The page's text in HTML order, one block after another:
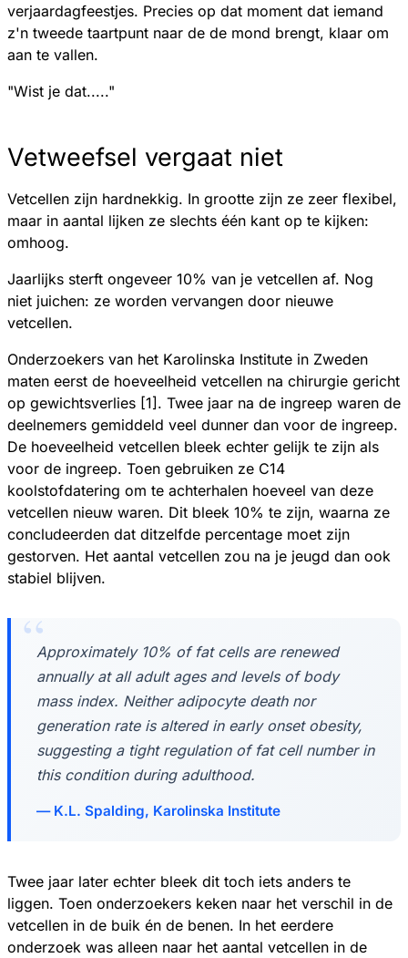
verjaardagfeestjes. Precies op dat moment dat iemand
z'n tweede taartpunt naar de de mond brengt, klaar om
aan te vallen.
"Wist je dat....."
Vetweefsel vergaat niet
Vetcellen zijn hardnekkig. In grootte zijn ze zeer flexibel,
maar in aantal lijken ze slechts één kant op te kijken:
omhoog.
Jaarlijks sterft ongeveer 10% van je vetcellen af. Nog
niet juichen: ze worden vervangen door nieuwe
vetcellen.
Onderzoekers van het Karolinska Institute in Zweden
maten eerst de hoeveelheid vetcellen na chirurgie gericht
op gewichtsverlies [1]. Twee jaar na de ingreep waren de
deelnemers gemiddeld veel dunner dan voor de ingreep.
De hoeveelheid vetcellen bleek echter gelijk te zijn als
voor de ingreep. Toen gebruiken ze C14
koolstofdatering om te achterhalen hoeveel van deze
vetcellen nieuw waren. Dit bleek 10% te zijn, waarna ze
concludeerden dat ditzelfde percentage moet zijn
gestorven. Het aantal vetcellen zou na je jeugd dan ook
stabiel blijven.
Approximately 10% of fat cells are renewed
annually at all adult ages and levels of body
mass index. Neither adipocyte death nor
generation rate is altered in early onset obesity,
suggesting a tight regulation of fat cell number in
this condition during adulthood.
K.L. Spalding, Karolinska Institute
Twee jaar later echter bleek dit toch iets anders te
liggen. Toen onderzoekers keken naar het verschil in de
vetcellen in de buik én de benen. In het eerdere
onderzoek was alleen naar het aantal vetcellen in de